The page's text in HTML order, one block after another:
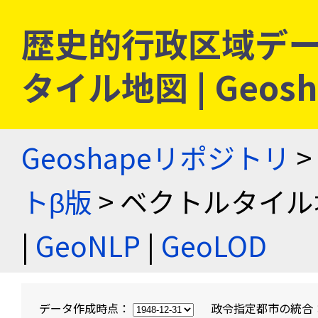
歴史的行政区域デ
タイル地図 |
Geoshapeリポジトリ >
トβ版 > ベクトルタイ
| GeoNLP | GeoLOD
データ作成時点： 政令指定都市の統